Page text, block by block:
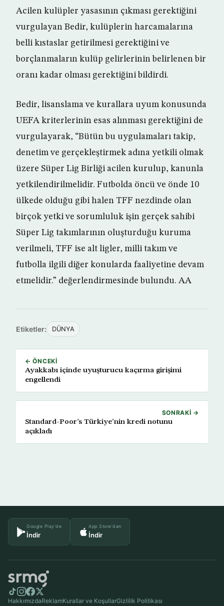
Acilen kulüpler yasasının çıkması gerektiğini
vurgulayan Bedir, kulüplerin harcamalarına
belli kıstaslar getirilmesi gerektiğini ve
borçlanmaların kulüp gelirlerinin belirlenen bir
oranı kadar olması gerektiğini bildirdi.
Bedir, lisanslama ve kurallara uyum konusunda
UEFA kriterlerinin esas alınması gerektiğini de
vurgulayarak, “Bütün bu uygulamaları takip,
denetim ve gerçekleştirmek adına yetkili olmak
üzere Süper Lig Birliği acilen kurulup, kanunla
yetkilendirilmelidir. Futbolda öncü ve önde 10
ülkede olduğu gibi halen TFF nezdinde olan
birçok yetki ve sorumluluk işin gerçek sahibi
Süper Lig takımlarının oluşturduğu kuruma
verilmeli, TFF ise alt ligler, milli takım ve
futbolla ilgili diğer konularda faaliyetine devam
etmelidir.” değerlendirmesinde bulundu. AA
Etiketler: DÜNYA
← ÖNCEKI
Ayakkabı içinde uyuşturucu kaçırma girişimi
engellendi
SONRAKI →
Standard-Poor’s Türkiye’nin kredi notunu
açıkladı
Google Play'de
İndir
App Store'dan
İndir
HakkımızdaReklamKurallar ve KoşullarGizlilik Politikası